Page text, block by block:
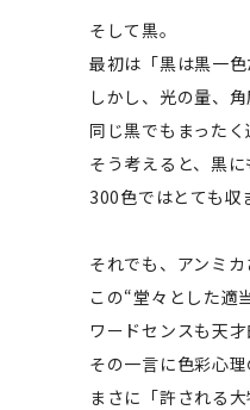
そして黒。
最初は「黒は黒一色
しかし、光の量、
同じ黒でもまったく
そう考えると、黒に
300色ではとても収
それでも、アンミカ
この“堂々とした適
ワードセンスも天才
その一言に色彩心理
まさに「許される大